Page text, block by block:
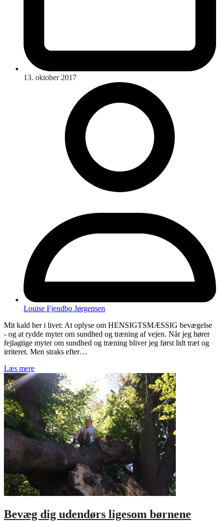
13. oktober 2017
Louise Fjendbo Jørgensen
Mit kald her i livet: At oplyse om HENSIGTSMÆSSIG bevægelse
- og at rydde myter om sundhed og træning af vejen. Når jeg hører
fejlagtige myter om sundhed og træning bliver jeg først lidt træt og
irriteret. Men straks efter…
Læs mere
Bevæg dig udendørs ligesom børnene